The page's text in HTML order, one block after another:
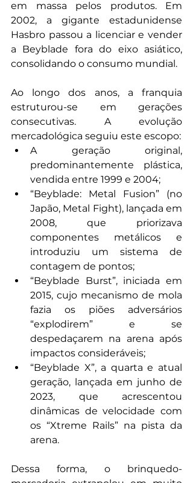
em massa pelos produtos. Em
2002, a gigante estadunidense
Hasbro passou a licenciar e vender
a Beyblade fora do eixo asiático,
consolidando o consumo mundial.
Ao longo dos anos, a franquia
estruturou-se em gerações
consecutivas. A evolução
mercadológica seguiu este escopo:
A geração original,
predominantemente plástica,
vendida entre 1999 e 2004;
“Beyblade: Metal Fusion” (no
Japão, Metal Fight), lançada em
2008, que priorizava
componentes metálicos e
introduziu um sistema de
contagem de pontos;
“Beyblade Burst”, iniciada em
2015, cujo mecanismo de mola
fazia os piões adversários
“explodirem” e se
despedaçarem na arena após
impactos consideráveis;
“Beyblade X”, a quarta e atual
geração, lançada em junho de
2023, que acrescentou
dinâmicas de velocidade com
os “Xtreme Rails” na pista da
arena.
Dessa forma, o brinquedo-